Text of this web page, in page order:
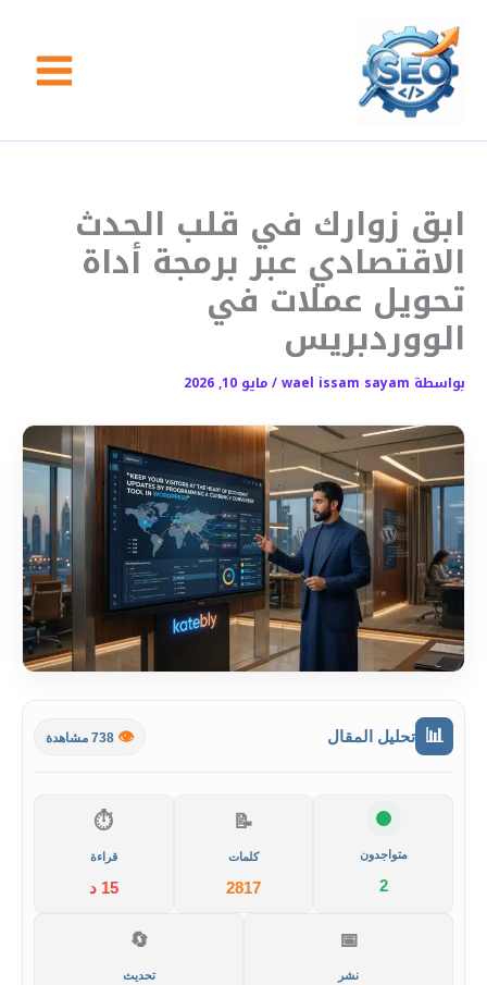
المحتوى
ابق زوارك في قلب الحدث
الاقتصادي عبر برمجة أداة
تحويل عملات في
الووردبريس
بواسطة wael issam sayam
/مايو 10, 2026
📊 تحليل المقال 👁️
متواجدون
2
📝
كلمات
2817
⏱️
قراءة
15 د
📅
نشر
🔄
تحديث